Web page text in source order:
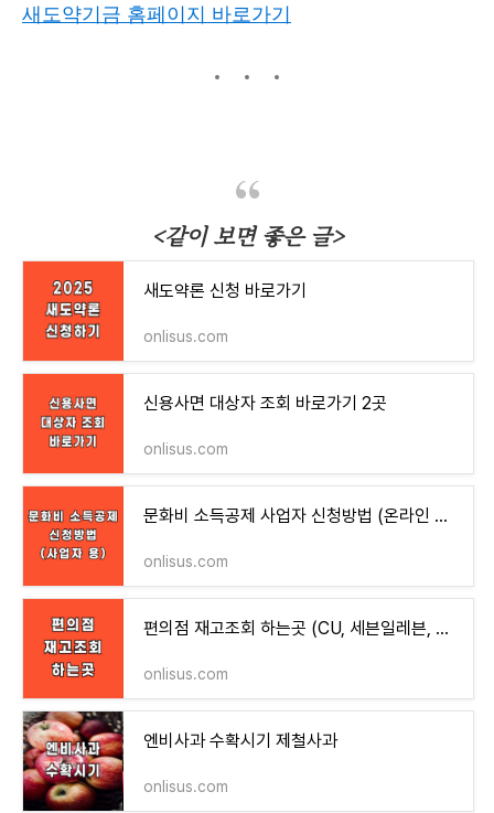
새도약기금 홈페이지 바로가기
<같이 보면 좋은 글>
새도약론 신청 바로가기
onlisus.com
신용사면 대상자 조회 바로가기 2곳
onlisus.com
문화비 소득공제 사업자 신청방법 (온라인 신청하기)
onlisus.com
편의점 재고조회 하는곳 (CU, 세븐일레븐, GS25, 이마트24)
onlisus.com
엔비사과 수확시기 제철사과
onlisus.com